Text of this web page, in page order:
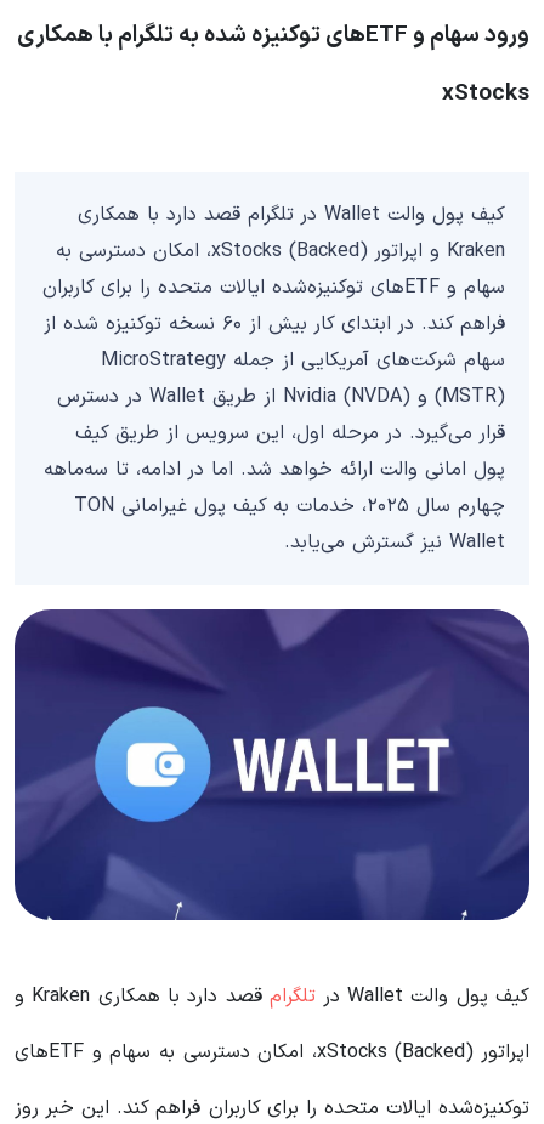
ورود سهام و ETFهای توکنیزه شده به تلگرام با همکاری
xStocks
کیف پول والت Wallet در تلگرام قصد دارد با همکاری
Kraken و اپراتور xStocks (Backed)، امکان دسترسی به
سهام و ETFهای توکنیزه‌شده ایالات متحده را برای کاربران
فراهم کند. در ابتدای کار بیش از ۶۰ نسخه توکنیزه شده از
سهام شرکت‌های آمریکایی از جمله MicroStrategy
(MSTR) و Nvidia (NVDA) از طریق Wallet در دسترس
قرار می‌گیرد. در مرحله اول، این سرویس از طریق کیف
پول امانی والت ارائه خواهد شد. اما در ادامه، تا سه‌ماهه
چهارم سال ۲۰۲۵، خدمات به کیف پول غیرامانی TON
Wallet نیز گسترش می‌یابد.
کیف پول والت Wallet در تلگرام
قصد دارد با همکاری Kraken و
اپراتور xStocks (Backed)، امکان دسترسی به سهام و ETFهای
توکنیزه‌شده ایالات متحده را برای کاربران فراهم کند. این خبر روز